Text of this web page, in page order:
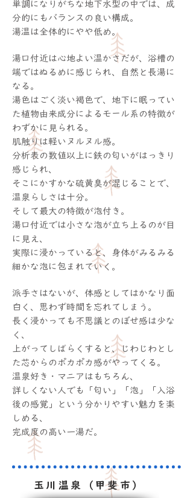
単調になりがちな地下水型の中では、成
分的にもバランスの良い構成。
湯温は全体的にやや低め。
湯口付近は心地よい温かさだが、浴槽の
端ではぬるめに感じられ、自然と長湯に
なる。
湯色はごく淡い褐色で、地下に眠ってい
た植物由来成分によるモール系の特徴が
わずかに見られる。
肌触りは軽いヌルヌル感。
分析表の数値以上に鉄の匂いがはっきり
感じられ、
そこにかすかな硫黄臭が混じることで、
温泉らしさは十分。
そして最大の特徴が泡付き。
湯口付近では小さな泡が立ち上るのが目
に見え、
実際に浸かっていると、身体がみるみる
細かな泡に包まれていく。
派手さはないが、体感としてはかなり面
白く、思わず時間を忘れてしまう。
長く浸かっても不思議とのぼせ感は少な
く、
上がってしばらくすると、じわじわとし
た芯からのポカポカ感がやってくる。
温泉好き・マニアはもちろん、
詳しくない人でも「匂い」「泡」「入浴
後の感覚」という分かりやすい魅力を楽
しめる、
完成度の高い一湯だ。
玉川温泉（甲斐市）